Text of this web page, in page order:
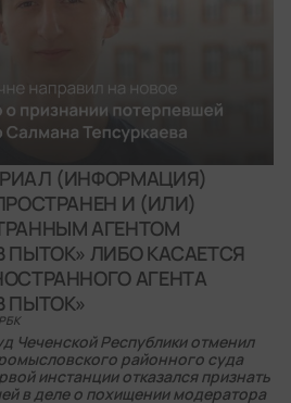
(ИНФОРМАЦИЯ)
И (ИЛИ)
АГЕНТОМ
ЛИБО КАСАЕТСЯ
АГЕНТА
ПЫТОК»
Чеченской Республики отменил
районного суда
инстанции отказался признать
в деле о похищении модератора